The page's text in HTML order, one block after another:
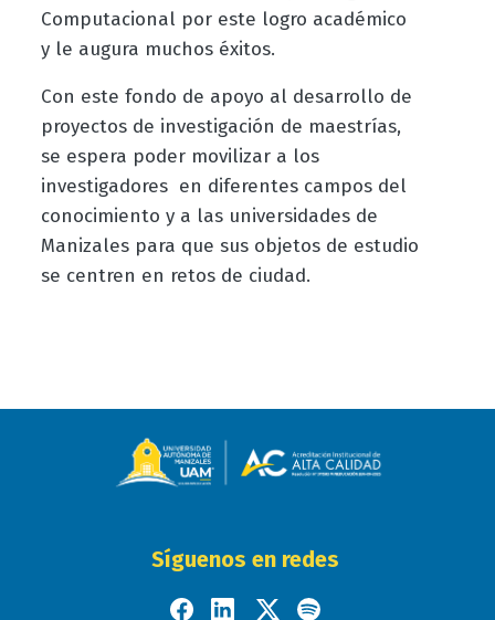
Computacional por este logro académico
y le augura muchos éxitos.
Con este fondo de apoyo al desarrollo de
proyectos de investigación de maestrías,
se espera poder movilizar a los
investigadores en diferentes campos del
conocimiento y a las universidades de
Manizales para que sus objetos de estudio
se centren en retos de ciudad.
Síguenos en redes